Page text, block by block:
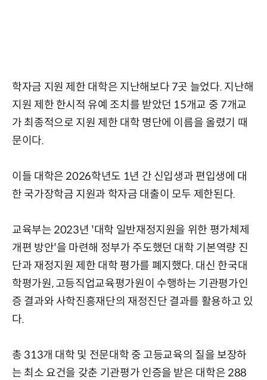
학자금 지원 제한 대학은 지난해보다 7곳 늘었다. 지난해
지원 제한 한시적 유예 조치를 받았던 15개교 중 7개교
가 최종적으로 지원 제한 대학 명단에 이름을 올렸기 때
문이다.
이들 대학은 2026학년도 1년 간 신입생과 편입생에 대
한 국가장학금 지원과 학자금 대출이 모두 제한된다.
교육부는 2023년 '대학 일반재정지원을 위한 평가체제
개편 방안'을 마련해 정부가 주도했던 대학 기본역량 진
단과 재정지원 제한 대학 평가를 폐지했다. 대신 한국대
학평가원, 고등직업교육평가원이 수행하는 기관평가인
증 결과와 사학진흥재단의 재정진단 결과를 활용하고 있
다.
총 313개 대학 및 전문대학 중 고등교육의 질을 보장하
는 최소 요건을 갖춘 기관평가 인증을 받은 대학은 288